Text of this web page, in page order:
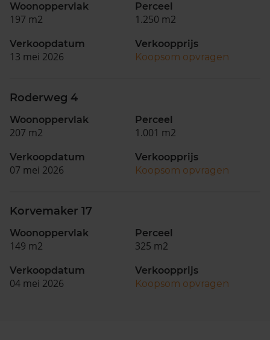
Woonoppervlak
197 m2
Perceel
1.250 m2
Verkoopdatum
13 mei 2026
Verkoopprijs
Koopsom opvragen
Roderweg 4
Woonoppervlak
207 m2
Perceel
1.001 m2
Verkoopdatum
07 mei 2026
Verkoopprijs
Koopsom opvragen
Korvemaker 17
Woonoppervlak
149 m2
Perceel
325 m2
Verkoopdatum
04 mei 2026
Verkoopprijs
Koopsom opvragen